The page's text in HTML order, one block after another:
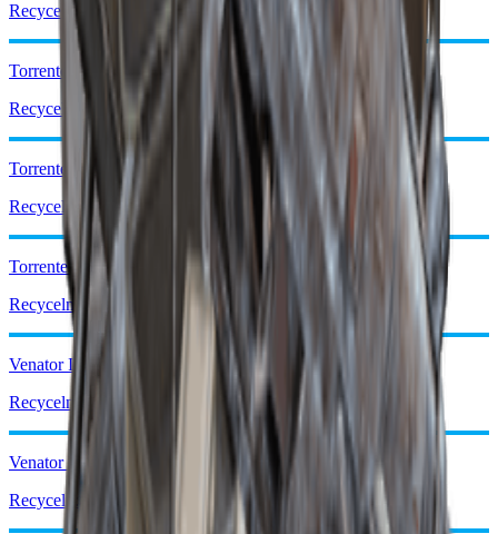
Recyceln: x2
Torrente II
Recyceln: x2
Torrente III
Recyceln: x3
Torrente IV
Recyceln: x3
Venator I
Recyceln: x2
Venator II
Recyceln: x2